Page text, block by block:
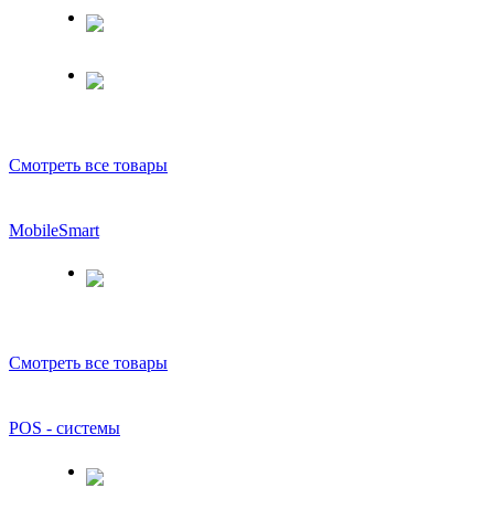
Смотреть все товары
MobileSmart
Смотреть все товары
POS - системы